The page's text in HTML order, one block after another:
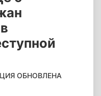
ОБНОВЛЕНА